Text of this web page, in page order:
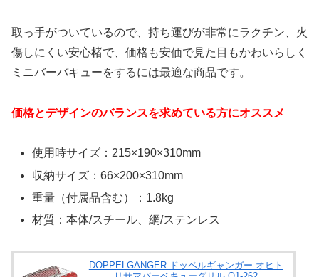
取っ手がついているので、持ち運びが非常にラクチン、火
傷しにくい安心楮で、価格も安価で見た目もかわいらしく
ミニバーバキューをするには最適な商品です。
価格とデザインのバランスを求めている方にオススメ
使用時サイズ：215×190×310mm
収納サイズ：66×200×310mm
重量（付属品含む）：1.8kg
材質：本体/スチール、網/ステンレス
DOPPELGANGER ドッペルギャンガー オヒト